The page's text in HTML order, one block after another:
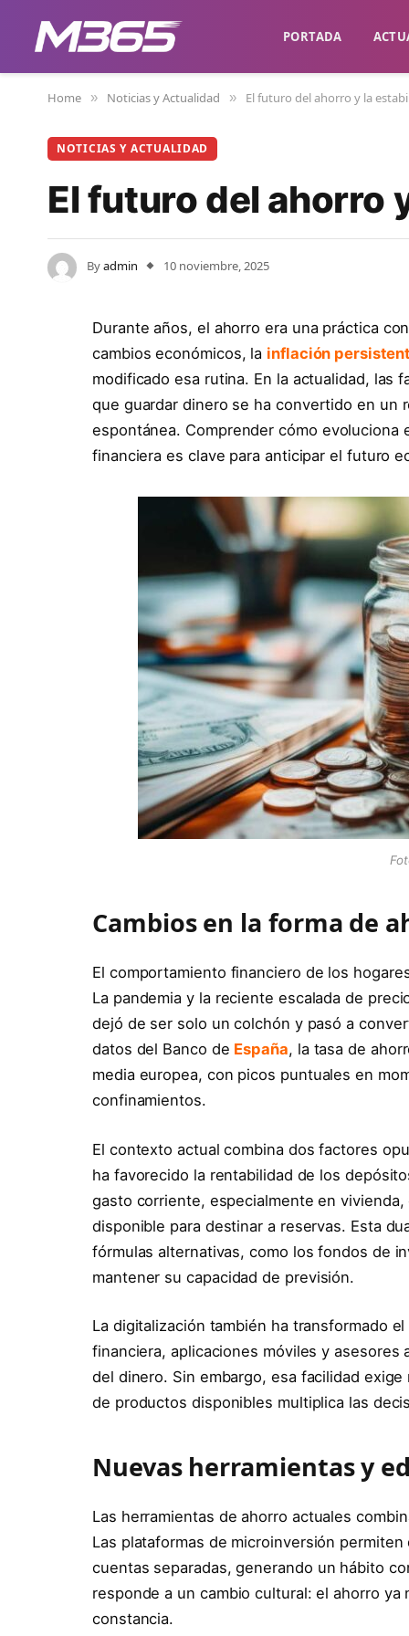
PORTADA
Home » Noticias y Actualidad » El futuro del ahorro y la
NOTICIAS Y ACTUALIDAD
El futuro del ahorro
Byadmin 10 noviembre, 2025
Durante años, el ahorro era una práctica
cambios económicos, la inflación
modificado esa rutina. En la actualidad, las
que guardar dinero se ha convertido en un
espontánea. Comprender cómo
financiera es clave para anticipar el futuro
Cambios en la forma de
El comportamiento financiero de los
La pandemia y la reciente escalada de
dejó de ser solo un colchón y pasó a
datos del Banco de España, la tasa de
media europea, con picos puntuales en
confinamientos.
El contexto actual combina dos factores
ha favorecido la rentabilidad de los
gasto corriente, especialmente en
disponible para destinar a reservas. Esta
fórmulas alternativas, como los fondos de
mantener su capacidad de previsión.
La digitalización también ha transformado
financiera, aplicaciones móviles y
del dinero. Sin embargo, esa facilidad
de productos disponibles multiplica las
Nuevas herramientas y
Las herramientas de ahorro actuales
Las plataformas de microinversión
cuentas separadas, generando un hábito
responde a un cambio cultural: el ahorro
constancia.